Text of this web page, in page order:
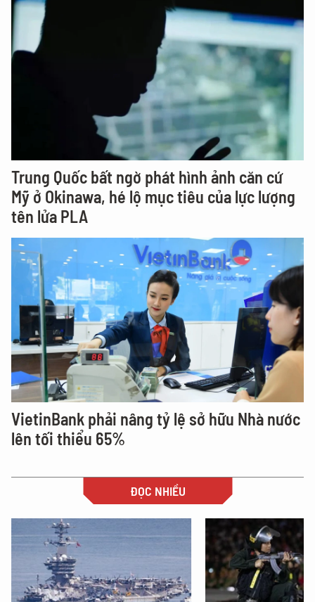
Trung Quốc bất ngờ phát hình ảnh căn cứ
Mỹ ở Okinawa, hé lộ mục tiêu của lực lượng
tên lửa PLA
VietinBank phải nâng tỷ lệ sở hữu Nhà nước
lên tối thiểu 65%
ĐỌC NHIỀU